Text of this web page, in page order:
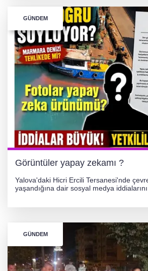
GÜNDEM
Görüntüler yapay zekamı ?
Yalova'daki Hicri Ercili Tersanesi'nde
yaşandığına dair sosyal medya
GÜNDEM